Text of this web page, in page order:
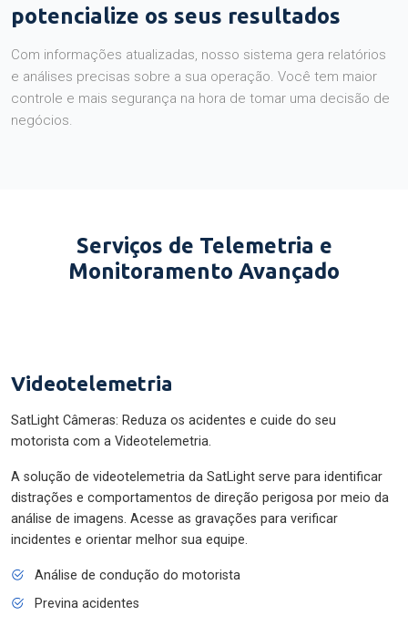
potencialize os seus resultados
Com informações atualizadas, nosso sistema gera relatórios
e análises precisas sobre a sua operação. Você tem maior
controle e mais segurança na hora de tomar uma decisão de
negócios.
Serviços de Telemetria e
Monitoramento Avançado
Videotelemetria
SatLight Câmeras: Reduza os acidentes e cuide do seu
motorista com a Videotelemetria.
A solução de videotelemetria da SatLight serve para identificar
distrações e comportamentos de direção perigosa por meio da
análise de imagens. Acesse as gravações para verificar
incidentes e orientar melhor sua equipe.
Análise de condução do motorista
Previna acidentes